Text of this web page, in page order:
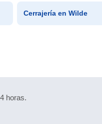
Cerrajería en Wilde
horas.